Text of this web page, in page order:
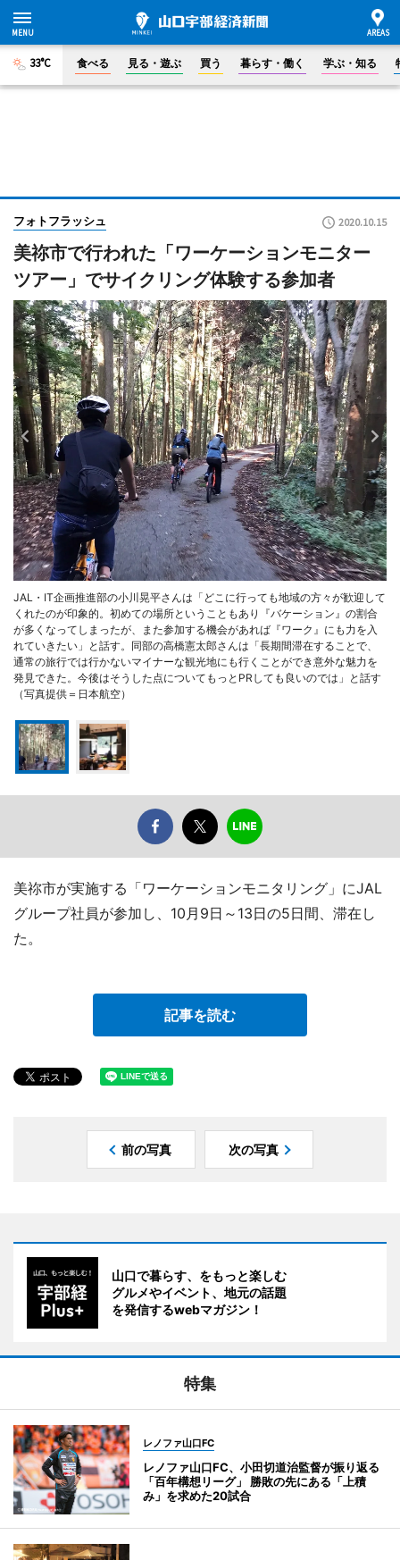
33°C 食べる 見る・遊ぶ 買う 暮らす・働く 学ぶ・知る
フォトフラッシュ 2020.10.15
美祢市で行われた「ワーケーションモニター
ツアー」でサイクリング体験する参加者
JAL・IT企画推進部の小川晃平さんは「どこに行っても地域の方々が歓迎して
くれたのが印象的。初めての場所ということもあり『バケーション』の割合
が多くなってしまったが、また参加する機会があれば『ワーク』にも力を入
れていきたい」と話す。同部の高橋憲太郎さんは「長期間滞在することで、
通常の旅行では行かないマイナーな観光地にも行くことができ意外な魅力を
発見できた。今後はそうした点についてもっとPRしても良いのでは」と話す
（写真提供＝日本航空）
美祢市が実施する「ワーケーションモニタリング」にJAL
グループ社員が参加し、10月9日～13日の5日間、滞在し
た。
記事を読む
前の写真 次の写真
山口で暮らす、をもっと楽しむ
グルメやイベント、地元の話題
を発信するwebマガジン！
特集
レノファ山口FC
レノファ山口FC、小田切道治監督が振り返る
「百年構想リーグ」 勝敗の先にある「上積
み」を求めた20試合